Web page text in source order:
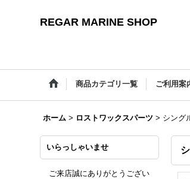
REGAR MARINE SHOP
商品カテゴリ一覧 ご利用案
ホーム > ロストワックスパーツ > シング
いらっしゃいませ
ご来店誠にありがとうござい